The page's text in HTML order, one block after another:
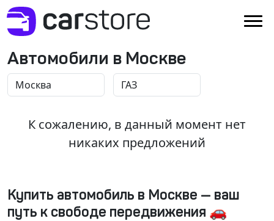
Автомобили в Москве
К сожалению, в данный момент нет
никаких предложений
Купить автомобиль в Москве — ваш
путь к свободе передвижения 🚗